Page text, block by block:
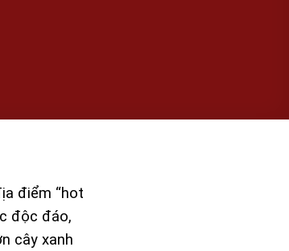
điểm “hot
độc đáo,
cây xanh